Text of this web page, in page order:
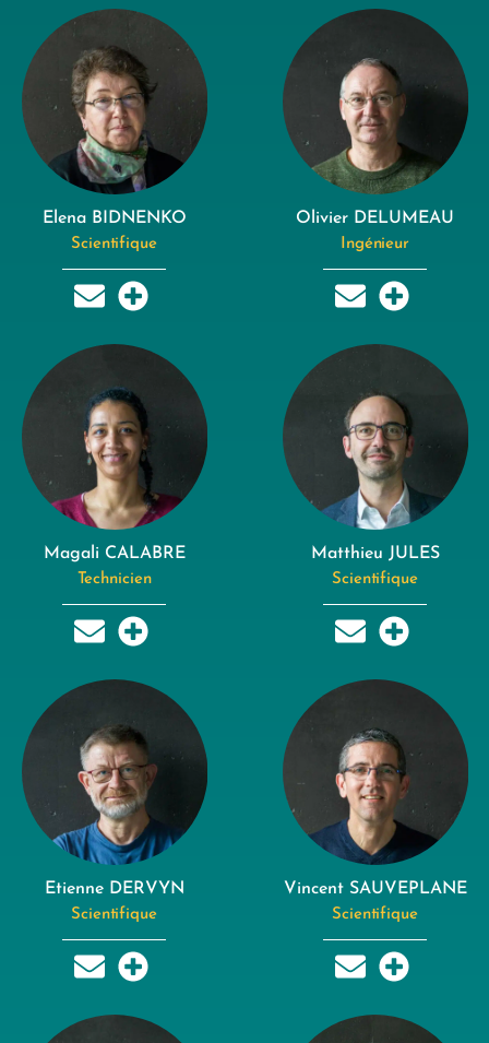
Elena BIDNENKO
Scientifique
Olivier DELUMEAU
Ingénieur
Magali CALABRE
Technicien
Matthieu JULES
Scientifique
Etienne DERVYN
Scientifique
Vincent SAUVEPLANE
Scientifique